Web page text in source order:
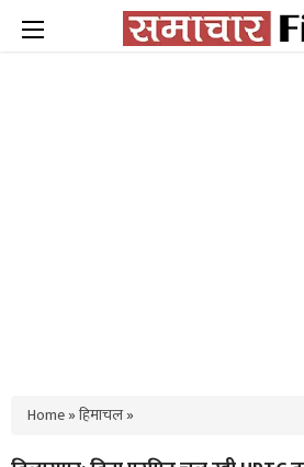
Home»हिमाचल»